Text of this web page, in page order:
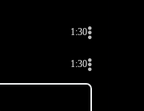
1:30
1:30